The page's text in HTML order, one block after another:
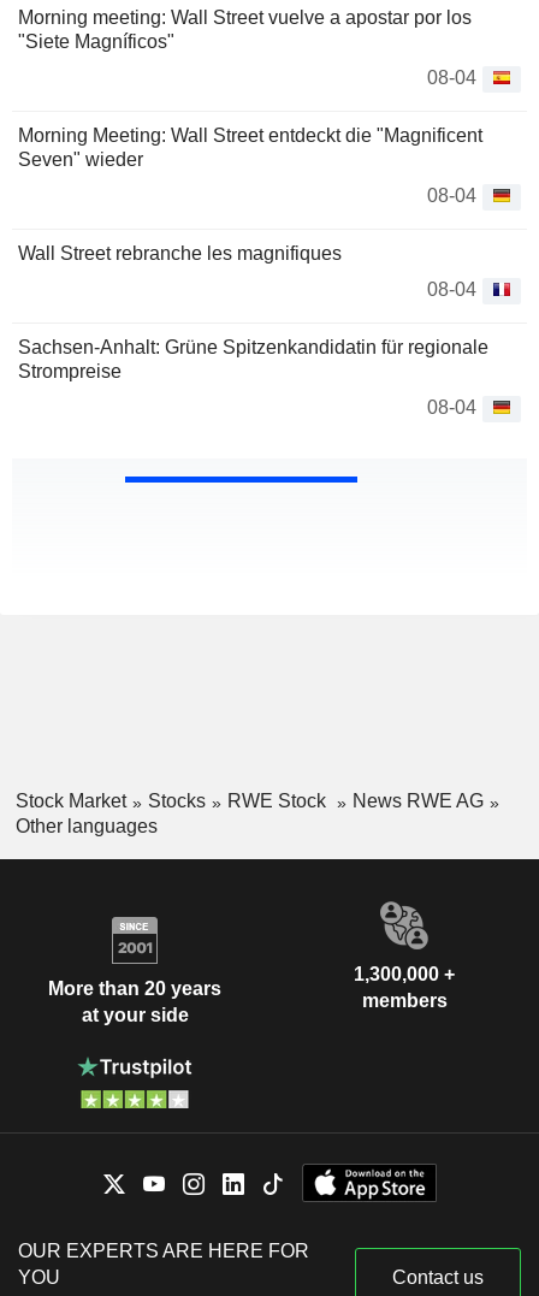
Morning meeting: Wall Street vuelve a apostar por los
"Siete Magníficos"
08-04
Morning Meeting: Wall Street entdeckt die "Magnificent
Seven" wieder
08-04
Wall Street rebranche les magnifiques
08-04
Sachsen-Anhalt: Grüne Spitzenkandidatin für regionale
Strompreise
08-04
Stock Market Stocks RWE Stock
News RWE AG
Other languages
More than 20 years
at your side
1,300,000 +
members
OUR EXPERTS ARE HERE FOR
YOU
Contact us